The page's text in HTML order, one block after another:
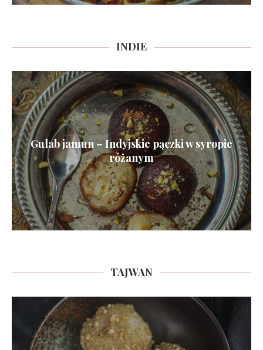
INDIE
Gulab jamun – Indyjskie pączki w syropie
różanym
TAJWAN